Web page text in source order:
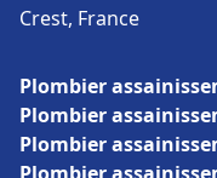
Crest, France
Plombier
Plombier
Plombier